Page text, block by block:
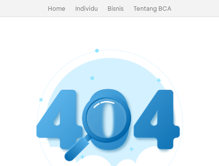
Home Individu Bisnis Tentang BCA